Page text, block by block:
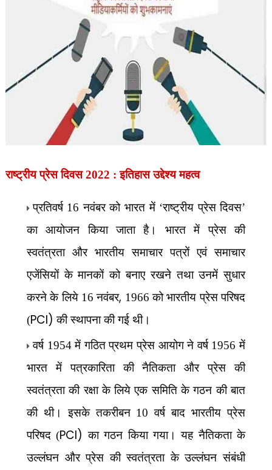
राष्ट्रीय प्रेस दिवस 2022 : इतिहास उद्देश्य महत्व
प्रतिवर्ष 16 नवंबर को भारत में ‘राष्ट्रीय प्रेस दिवस’
का आयोजन किया जाता है। भारत में प्रेस की
स्वतंत्रता और भारतीय समाचार पत्रों एवं समाचार
एजेंसियों के मानकों को बनाए रखने तथा उनमें सुधार
करने के लिये 16 नवंबर, 1966 को भारतीय प्रेस परिषद
(PCI)की स्थापना की गई थी।
वर्ष 1954 में गठित प्रथम प्रेस आयोग ने वर्ष 1956 में
भारत में पत्रकारिता की नैतिकता और प्रेस की
स्वतंत्रता की रक्षा के लिये एक समिति के गठन की बात
की थी। इसके तकरीबन 10 वर्ष बाद भारतीय प्रेस
परिषद (PCI)का गठन किया गया। यह नैतिकता के
उल्लंघन और प्रेस की स्वतंत्रता के उल्लंघन संबंधी